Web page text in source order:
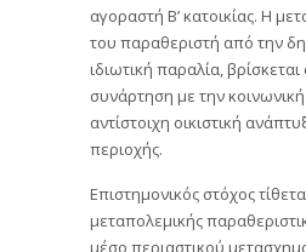
αγοραστή Β’ κατοικίας. Η
του παραθεριστή από την
ιδιωτική παραλία,
συνάρτηση με την
αντίστοιχη οικιστική
περιοχής.
Επιστημονικός στόχος
μεταπολεμικής
μέσο περιαστικoύ